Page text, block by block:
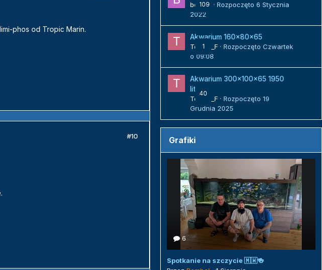
phos od Tropic Marin.
#10
109
bojack · Rozpoczęto 6 Stycznia
2022
1
Akwarium 160x80x65
Tomek_F · Rozpoczęto Czwartek
o 09:08
40
Akwarium 300x100x65 1950
litrów
Tomek_F · Rozpoczęto 19
Grudnia 2025
Grafiki
6
Spotkanie na szczycie 🇲🇼🍻